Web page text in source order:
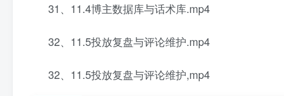
31、11.4博主数据库与话术库.mp4
32、11.5投放复盘与评论维护.mp4
32、11.5投放复盘与评论维护,mp4